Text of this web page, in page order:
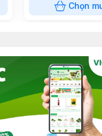
Chọn